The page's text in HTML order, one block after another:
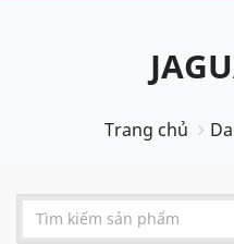
Trang chủ